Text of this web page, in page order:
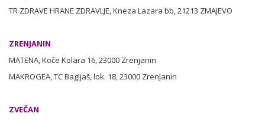
TR ZDRAVE HRANE ZDRAVLJE, Kneza Lazara bb, 21213 ZMAJEVO
ZRENJANIN
MATENA, Koče Kolara 16, 23000 Zrenjanin
MAKROGEA, TC Bagljaš, lok. 18, 23000 Zrenjanin
ZVEČAN